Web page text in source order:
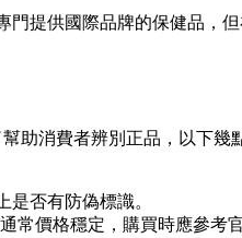
門提供國際品牌的保健品，
助消費者辨別正品，以下幾
是否有防偽標識。
常價格穩定，購買時應參考